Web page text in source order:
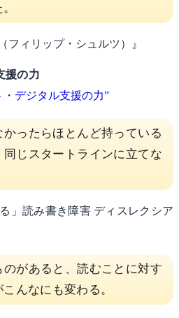
ィリップ・シュルツ）』
援の力
・デジタル支援の力”
かったらほとんど持っている
じスタートラインに立てな
」読み書き障害 ディスレクシア
のがあると、読むことに対す
んなにも変わる。